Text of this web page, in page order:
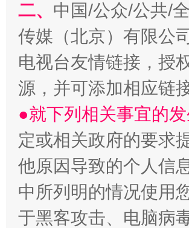
全民健身五年计划来了！等你上场
二、 中国/公众/公共/
传媒（北京）有限公
电视台友情链接，授
源，并可添加相应链接
●就下列相关事宜的
定或相关政府的要求
他原因导致的个人信
中所列明的情况使用
于黑客攻击、电脑病